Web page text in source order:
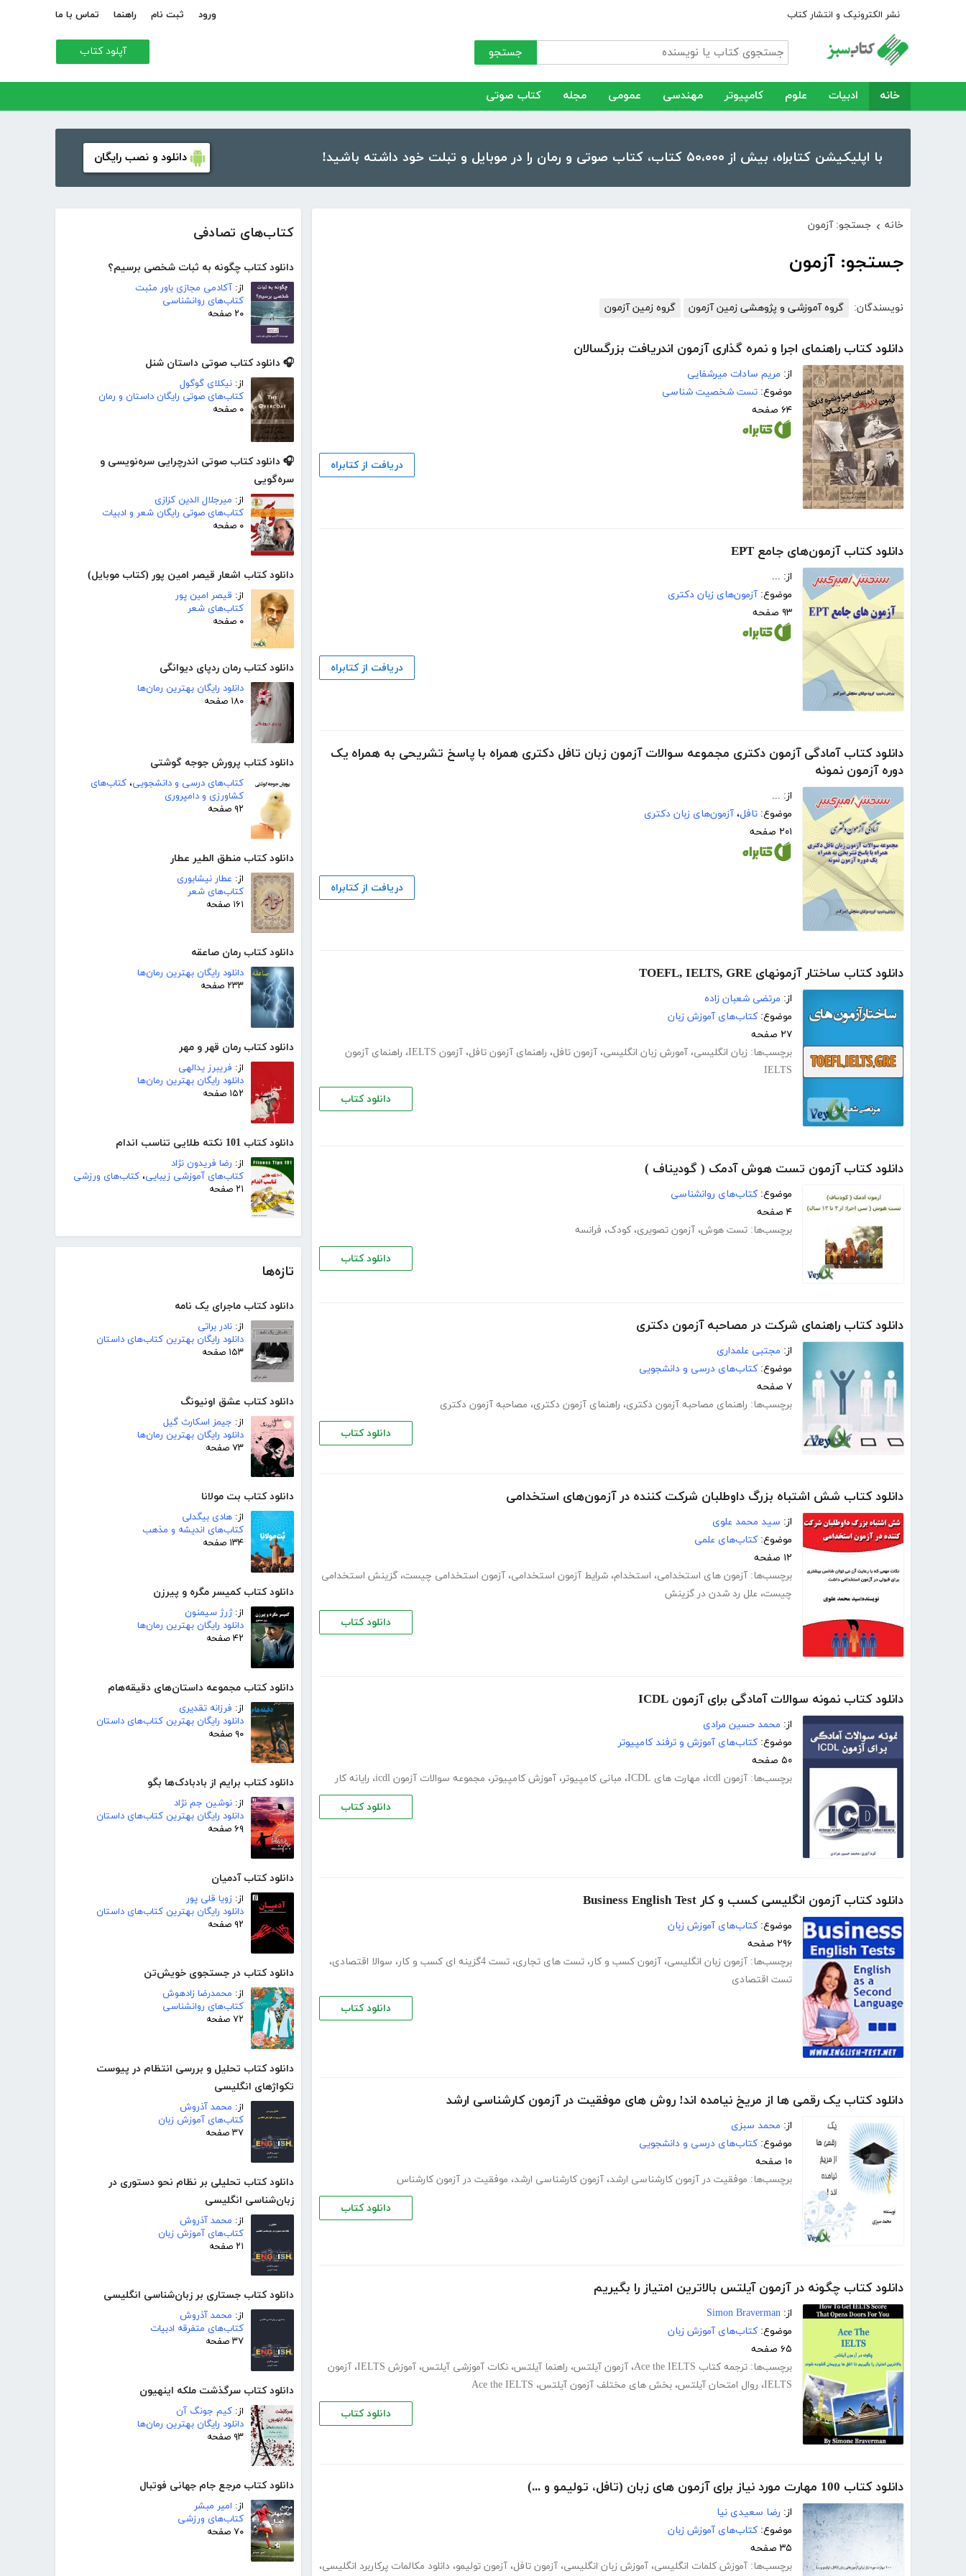
نشر الکترونیک و انتشار کتاب ورود ثبت نام راهنما تماس با ما
جستجو آپلود کتاب
خانه ادبیات علوم کامپیوتر مهندسی عمومی مجله کتاب صوتی
با اپلیکیشن کتابراه، بیش از ۵۰،۰۰۰ کتاب، کتاب صوتی و رمان را در موبایل و تبلت خود داشته باشید! دانلود و نصب رایگان
کتاب‌های تصادفی
دانلود کتاب چگونه به ثبات شخصی برسیم؟
از: آکادمی مجازی باور مثبت
کتاب‌های روانشناسی
۲۰ صفحه
🎧 دانلود کتاب صوتی داستان شنل
از: نیکلای گوگول
کتاب‌های صوتی رایگان داستان و رمان
۰ صفحه
🎧 دانلود کتاب صوتی اندرچرایی سره‌نویسی و
سره‌گویی
از: میرجلال الدین کزازی
کتاب‌های صوتی رایگان شعر و ادبیات
۰ صفحه
دانلود کتاب اشعار قیصر امین پور (کتاب موبایل)
از: قیصر امین پور
کتاب‌های شعر
۰ صفحه
دانلود کتاب رمان ردپای دیوانگی
دانلود رایگان بهترین رمان‌ها
۱۸۰ صفحه
دانلود کتاب پرورش جوجه گوشتی
کتاب‌های درسی و دانشجویی، کتاب‌های
کشاورزی و دامپروری
۹۲ صفحه
دانلود کتاب منطق الطیر عطار
از: عطار نیشابوری
کتاب‌های شعر
۱۶۱ صفحه
دانلود کتاب رمان صاعقه
دانلود رایگان بهترین رمان‌ها
۲۳۳ صفحه
دانلود کتاب رمان قهر و مهر
از: فریبرز یدالهی
دانلود رایگان بهترین رمان‌ها
۱۵۲ صفحه
دانلود کتاب 101 نکته طلایی تناسب اندام
از: رضا فریدون نژاد
کتاب‌های آموزشی زیبایی، کتاب‌های ورزشی
۲۱ صفحه
تازه‌ها
دانلود کتاب ماجرای یک نامه
از: نادر براتی
دانلود رایگان بهترین کتاب‌های داستان
۱۵۳ صفحه
دانلود کتاب عشق اونیونگ
از: جیمز اسکارث گیل
دانلود رایگان بهترین رمان‌ها
۷۳ صفحه
دانلود کتاب بت مولانا
از: هادی بیگدلی
کتاب‌های اندیشه و مذهب
۱۳۴ صفحه
دانلود کتاب کمیسر مگره و پیرزن
از:ژرژ سیمنون
دانلود رایگان بهترین رمان‌ها
۴۲ صفحه
دانلود کتاب مجموعه داستان‌های دقیقه‌هام
از: فرزانه تقدیری
دانلود رایگان بهترین کتاب‌های داستان
۹۰ صفحه
دانلود کتاب برایم از بادبادک‌ها بگو
از: نوشین جم نژاد
دانلود رایگان بهترین کتاب‌های داستان
۶۹ صفحه
دانلود کتاب آدمیان
از: زویا قلی پور
دانلود رایگان بهترین کتاب‌های داستان
۹۲ صفحه
دانلود کتاب در جستجوی خویش‌تن
از: محمدرضا زادهوش
کتاب‌های روانشناسی
۷۲ صفحه
دانلود کتاب تحلیل و بررسی انتظام در پیوست
تکواژهای انگلیسی
از: محمد آذروش
کتاب‌های آموزش زبان
۳۷ صفحه
دانلود کتاب تحلیلی بر نظام نحو دستوری در
زبان‌شناسی انگلیسی
از: محمد آذروش
کتاب‌های آموزش زبان
۲۱ صفحه
دانلود کتاب جستاری بر زبان‌شناسی انگلیسی
از: محمد آذروش
کتاب‌های متفرقه ادبیات
۳۷ صفحه
دانلود کتاب سرگذشت ملکه اینهیون
از: کیم جونگ آن
دانلود رایگان بهترین رمان‌ها
۹۳ صفحه
دانلود کتاب مرجع جام جهانی فوتبال
از: امیر مبشر
کتاب‌های ورزشی
۷۰ صفحه
خانه › جستجو: آزمون
جستجو: آزمون
نویسندگان: گروه آموزشی و پژوهشی زمین آزمون گروه زمین آزمون
دانلود کتاب راهنمای اجرا و نمره‌ گذاری آزمون اندریافت بزرگسالان
از: مریم سادات میرشفایی
موضوع: تست شخصیت شناسی
۶۴ صفحه
دریافت از کتابراه
دانلود کتاب آزمون‌های جامع EPT
از: ...
موضوع: آزمون‌های زبان دکتری
۹۳ صفحه
دریافت از کتابراه
دانلود کتاب آمادگی آزمون دکتری مجموعه سوالات آزمون زبان تافل دکتری همراه با پاسخ تشریحی به همراه یک
دوره آزمون نمونه
از: ...
موضوع: تافل، آزمون‌های زبان دکتری
۲۰۱ صفحه
دریافت از کتابراه
دانلود کتاب ساختار آزمون­های TOEFL, IELTS, GRE
از: مرتضی شعبان زاده
موضوع: کتاب‌های آموزش زبان
۲۷ صفحه
برچسب‌ها: زبان انگلیسی، آمورش زبان انگلیسی، آزمون تافل، راهنمای آزمون تافل، آزمون IELTS ، راهنمای آزمون
IELTS
دانلود کتاب
دانلود کتاب آزمون تست هوش آدمک ( گودیناف )
موضوع: کتاب‌های روانشناسی
۴ صفحه
برچسب‌ها: تست هوش، آزمون تصویری، کودک، فرانسه
دانلود کتاب
دانلود کتاب راهنمای شرکت در مصاحبه آزمون دکتری
از: مجتبی علمداری
موضوع: کتاب‌های درسی و دانشجویی
۷ صفحه
برچسب‌ها: راهنمای مصاحبه آزمون دکتری، راهنمای آزمون دکتری، مصاحبه آزمون دکتری
دانلود کتاب
دانلود کتاب شش اشتباه بزرگ داوطلبان شرکت کننده در آزمون‌های استخدامی
از: سید محمد علوی
موضوع: کتاب‌های علمی
۱۲ صفحه
برچسب‌ها: آزمون های استخدامی، استخدام، شرایط آزمون استخدامی، آزمون استخدامی چیست، گزینش استخدامی
چیست، علل رد شدن در گزینش
دانلود کتاب
دانلود کتاب نمونه سوالات آمادگی برای آزمون ICDL
از: محمد حسین مرادی
موضوع: کتاب‌های آموزش و ترفند کامپیوتر
۵۰ صفحه
برچسب‌ها: آزمون icdl ، مهارت های ICDL ، مبانی کامپیوتر، آموزش کامپیوتر، مجموعه سوالات آزمون icdl ، رایانه کار
دانلود کتاب
دانلود کتاب آزمون انگلیسی کسب و کار Business English Test
موضوع: کتاب‌های آموزش زبان
۲۹۶ صفحه
برچسب‌ها: آزمون زبان انگلیسی، آزمون کسب و کار، تست های تجاری، تست 4گزینه ای کسب و کار ، سوالا اقتصادی،
تست اقتصادی
دانلود کتاب
دانلود کتاب یک رقمی ها از مریخ نیامده اند! روش های موفقیت در آزمون کارشناسی ارشد
از: محمد سبزی
موضوع: کتاب‌های درسی و دانشجویی
۱۰ صفحه
برچسب‌ها: موفقیت در آزمون کارشناسی ارشد، آزمون کارشناسی ارشد، موفقیت در آزمون کارشناس
دانلود کتاب
دانلود کتاب چگونه در آزمون آیلتس بالاترین امتیاز را بگیریم
از: Simon Braverman
موضوع: کتاب‌های آموزش زبان
۶۵ صفحه
برچسب‌ها: ترجمه کتاب Ace the IELTS ، آزمون آیلتس، راهنما آیلتس، نکات آموزشی آیلتس، آموزش IELTS ، آزمون
IELTS، روال امتحان آیلتس، بخش های مختلف آزمون آیلتس، Ace the IELTS
دانلود کتاب
دانلود کتاب 100 مهارت مورد نیاز برای آزمون های زبان (تافل، تولیمو و ...)
از: رضا سعیدی نیا
موضوع: کتاب‌های آموزش زبان
۳۵ صفحه
برچسب‌ها: آموزش کلمات انگلیسی، آموزش زبان انگلیسی، آزمون تافل، آزمون تولیمو، دانلود مکالمات پرکاربرد انگلیسی،